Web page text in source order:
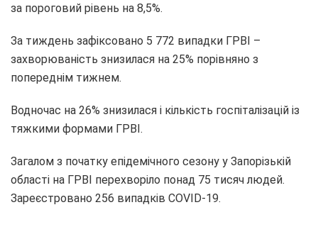
за пороговий рівень на 8,5%.
За тиждень зафіксовано 5 772 випадки ГРВІ –
захворюваність знизилася на 25% порівняно з
попереднім тижнем.
Водночас на 26% знизилася і кількість госпіталізацій із
тяжкими формами ГРВІ.
Загалом з початку епідемічного сезону у Запорізькій
області на ГРВІ перехворіло понад 75 тисяч людей.
Зареєстровано 256 випадків COVID-19.